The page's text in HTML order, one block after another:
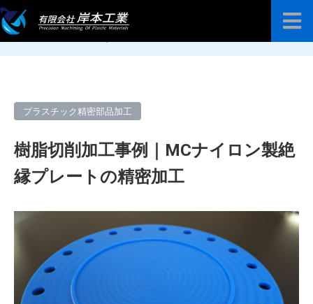
よくある質問
お問い合わせ
ホーム加工事例
プラスチック精密部品加工
樹脂切削加工事例｜MCナイロン製絶
縁プレートの精密加工